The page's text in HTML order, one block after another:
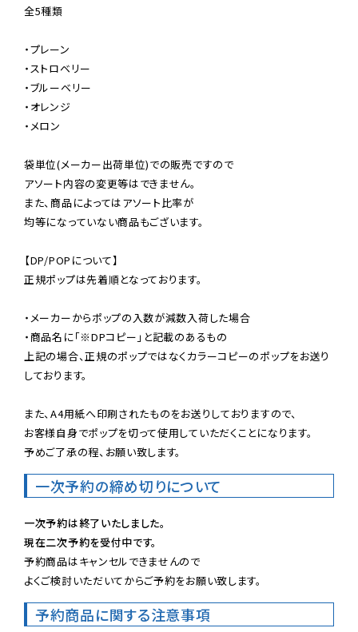
全5種類
・プレーン
・ストロベリー
・ブルーベリー
・オレンジ
・メロン
袋単位(メーカー出荷単位)での販売ですので
アソート内容の変更等はできません。
また、商品によってはアソート比率が
均等になっていない商品もございます。
【DP/POPについて】
正規ポップは先着順となっております。
・メーカーからポップの入数が減数入荷した場合
・商品名に「※DPコピー」と記載のあるもの
上記の場合、正規のポップではなくカラーコピーのポップをお送り
しております。
また、A4用紙へ印刷されたものをお送りしておりますので、
お客様自身でポップを切って使用していただくことになります。
予めご了承の程、お願い致します。
一次予約の締め切りについて
一次予約は終了いたしました。
現在二次予約を受付中です。
予約商品はキャンセルできませんので
よくご検討いただいてからご予約をお願い致します。
予約商品に関する注意事項